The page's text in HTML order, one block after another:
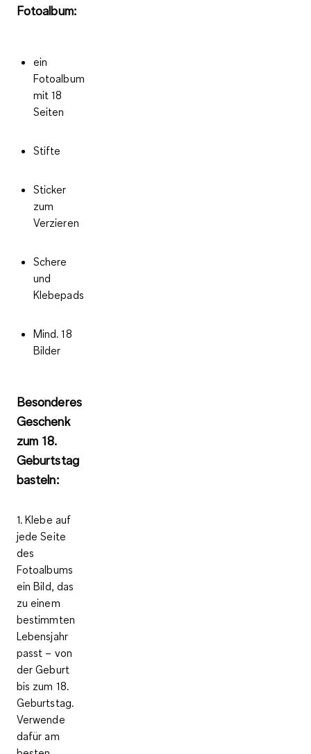
Fotoalbum:
ein
Fotoalbum
mit 18
Seiten
Stifte
Sticker
zum
Verzieren
Schere
und
Klebepads
Mind. 18
Bilder
Besonderes
Geschenk
zum 18.
Geburtstag
basteln:
1. Klebe auf
jede Seite
des
Fotoalbums
ein Bild, das
zu einem
bestimmten
Lebensjahr
passt – von
der Geburt
bis zum 18.
Geburtstag.
Verwende
dafür am